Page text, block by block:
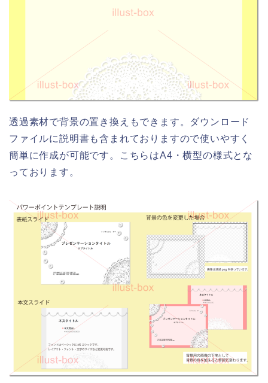
透過素材で背景の置き換えもできます。ダウンロード
ファイルに説明書も含まれておりますので使いやすく
簡単に作成が可能です。こちらはA4・横型の様式とな
っております。